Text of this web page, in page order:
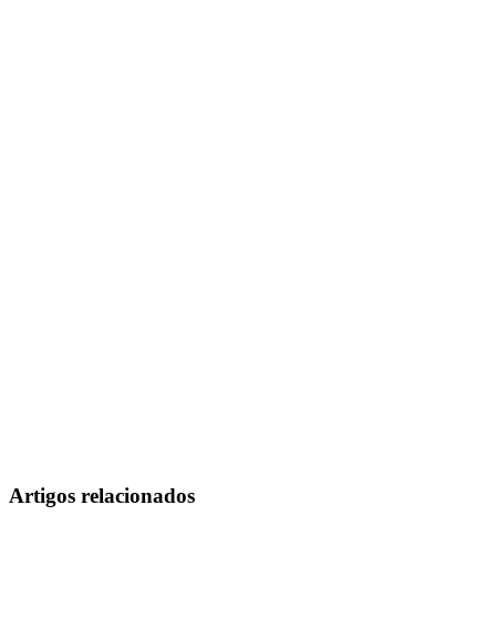
Artigos relacionados